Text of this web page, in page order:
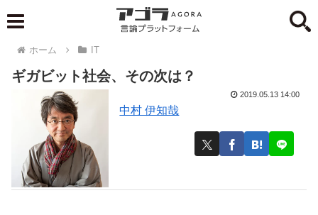
ホーム IT
ギガビット社会、その次は？
中村 伊知哉
2019.05.13 14:00